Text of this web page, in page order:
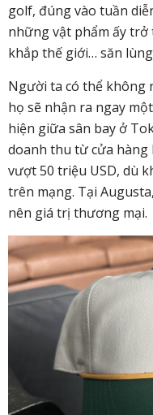
golf, đúng vào tuần
những vật phẩm ấy
khắp thế giới… săn
Người ta có thể không
họ sẽ nhận ra ngay
hiện giữa sân bay ở
doanh thu từ cửa
vượt 50 triệu USD, dù
trên mạng. Tại
nên giá trị thương mại.